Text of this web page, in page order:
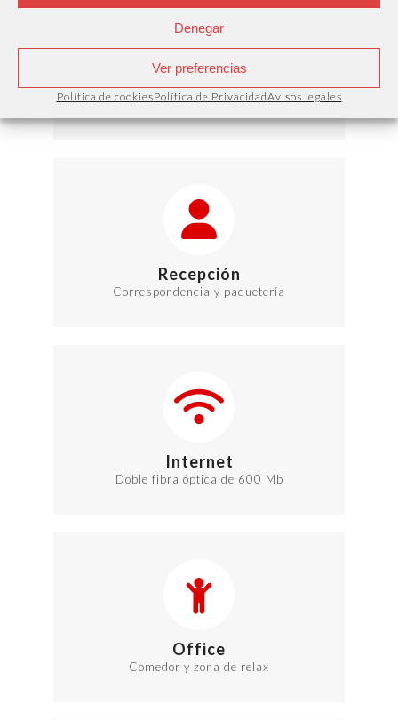
Denegar
Ver preferencias
Política de cookiesPolítica de PrivacidadAvisos legales
Seguridad
Videovigilancia y alarma
Recepción
Correspondencia y paquetería
Internet
Doble fibra óptica de 600 Mb
Office
Comedor y zona de relax